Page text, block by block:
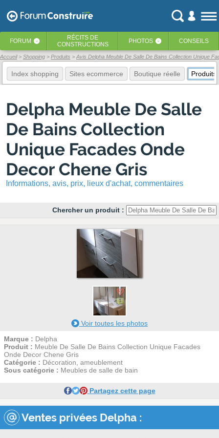
FORUM ‹ RÉCITS DE
CONSTRUCTIONS
PHOTOS ‹ CONSEILS
Accueil Shopping Produits Avis Delpha Meuble De Salle De Bains Collection Unique
Index shopping Sites ecommerce Boutique réelle Produits
Delpha Meuble De Salle
De Bains Collection
Unique Facades Onde
Decor Chene Gris
Informations, avis, prix, lieux d'achat, commentaires
Chercher un produit :
2
1
Voir toutes les photos
Marque : Delpha
Produit : Meuble De Salle De Bains Collection Unique Facades
Onde Decor Chene Gris
Catégorie : Décoration, ameublement
Sous catégorie : Meubles de salle de bain
Partagez cette page
Ventes privées Delpha :